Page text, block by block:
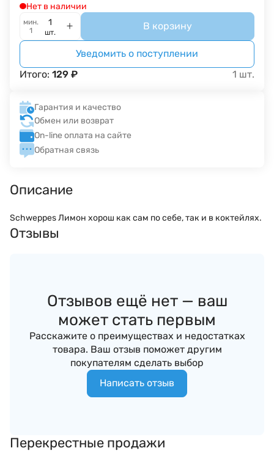
Нет в наличии
мин.
1
шт.
В корзину
Уведомить о поступлении
Итого: 129 ₽ 1 шт.
Гарантия и качество
Обмен или возврат
On-line оплата на сайте
Обратная связь
Описание
Schweppes Лимон хорош как сам по себе, так и в коктейлях.
Отзывы
Отзывов ещё нет — ваш
может стать первым
Расскажите о преимуществах и недостатках
товара. Ваш отзыв поможет другим
покупателям сделать выбор
Написать отзыв
Перекрестные продажи